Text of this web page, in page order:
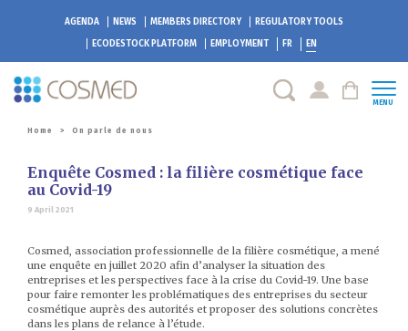
AGENDA NEWS MEMBERS DIRECTORY
REGULATORY TOOLS
ECODESTOCK PLATFORM EMPLOYMENT FR EN
MENU
Home > On parle de nous
Enquête Cosmed : la filière cosmétique face
au Covid-19
9 April 2021
Cosmed, association professionnelle de la filière cosmétique, a mené
une enquête en juillet 2020 afin d’analyser la situation des
entreprises et les perspectives face à la crise du Covid-19. Une base
pour faire remonter les problématiques des entreprises du secteur
cosmétique auprès des autorités et proposer des solutions concrètes
dans les plans de relance à l’étude.